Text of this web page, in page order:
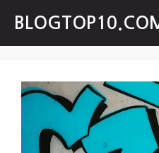
content